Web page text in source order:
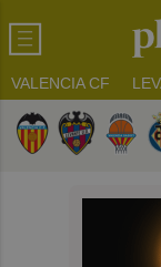
VALENCIA CF